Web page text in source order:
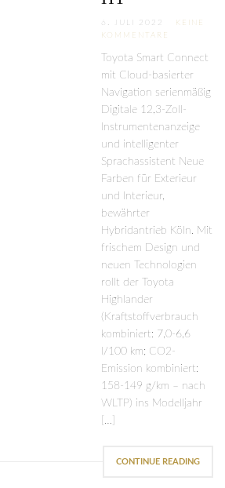
6. JULI 2022
KEINE
KOMMENTARE
Toyota Smart Connect
mit Cloud-basierter
Navigation serienmäßig
Digitale 12,3-Zoll-
Instrumentenanzeige
und intelligenter
Sprachassistent Neue
Farben für Exterieur
und Interieur,
bewährter
Hybridantrieb Köln. Mit
frischem Design und
neuen Technologien
rollt der Toyota
Highlander
(Kraftstoffverbrauch
kombiniert: 7,0-6,6
l/100 km; CO2-
Emission kombiniert:
158-149 g/km – nach
WLTP) ins Modelljahr
CONTINUE READING